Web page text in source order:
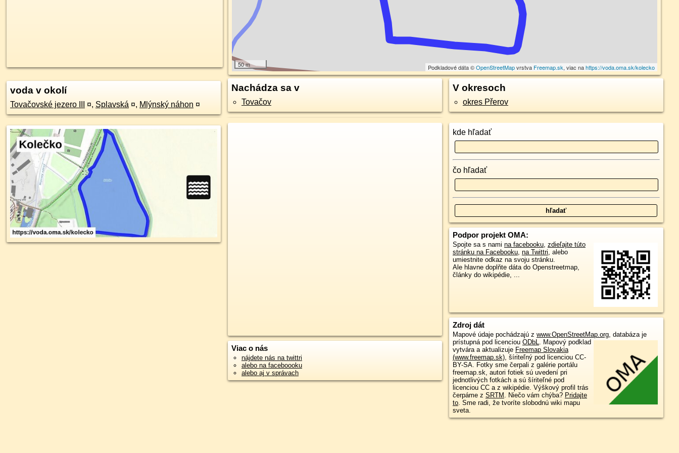
50 m Podkladové dáta ©OpenStreetMapvrstva Freemap.sk, viac nahttps://voda.oma.sk/kolecko
voda v okolí
Tovačovské jezero III ¤, Splavská ¤, Mlýnský náhon ¤
Nachádza sa v
Tovačov
V okresoch
okres Přerov
Viac o nás
nájdete nás na twittri
alebo na faceboooku
alebo aj v správach
kde hľadať
čo hľadať
Podpor projekt OMA:
Spojte sa s nami na facebooku, zdieľajte túto
stránku na Facebooku, na Twittri , alebo
umiestnite odkaz na svoju stránku.
Ale hlavne doplňte dáta do Openstreetmap,
články do wikipédie, ...
Zdroj dát
Mapové údaje pochádzajú z www.OpenStreetMap.org, databáza je
prístupná pod licenciou ODbL
Mapový podklad
vytvára a aktualizuje Freemap Slovakia
(www.freemap.sk), šíriteľný pod licenciou CC-
BY-SA. Fotky sme čerpali z galérie portálu
freemap.sk, autori fotiek sú uvedení pri
jednotlivých fotkách a sú šíriteľné pod
licenciou CC a z wikipédie. Výškový profil trás
čerpáme z SRTM . Niečo vám chýba? Pridajte
to. Sme radi, že tvoríte slobodnú wiki mapu
sveta.